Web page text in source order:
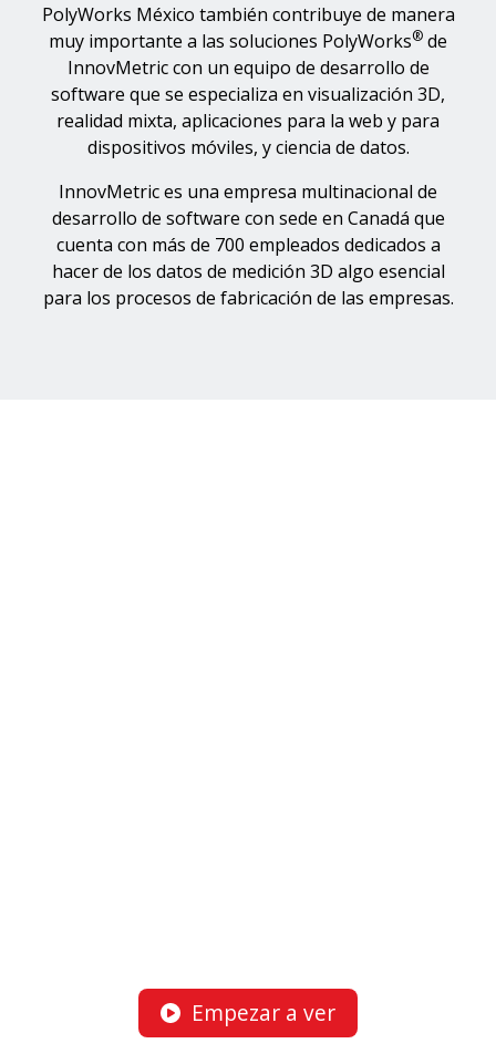
PolyWorks México también contribuye de manera
muy importante a las soluciones PolyWorks® de
InnovMetric con un equipo de desarrollo de
software que se especializa en visualización 3D,
realidad mixta, aplicaciones para la web y para
dispositivos móviles, y ciencia de datos.
InnovMetric es una empresa multinacional de
desarrollo de software con sede en Canadá que
cuenta con más de 700 empleados dedicados a
hacer de los datos de medición 3D algo esencial
para los procesos de fabricación de las empresas.
Empezar a ver